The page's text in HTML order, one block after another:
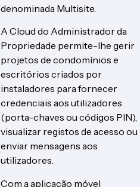
denominada Multisite.
A Cloud do Administrador da
Propriedade permite-lhe gerir
projetos de condomínios e
escritórios criados por
instaladores para fornecer
credenciais aos utilizadores
(porta-chaves ou códigos PIN),
visualizar registos de acesso ou
enviar mensagens aos
utilizadores.
Com a aplicação móvel